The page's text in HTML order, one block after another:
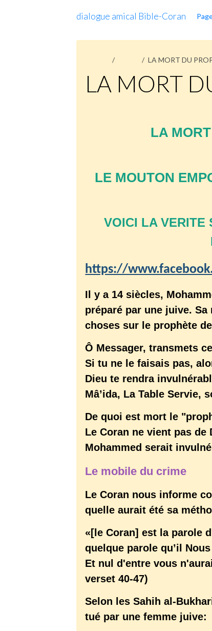
dialogue amical Bible-Coran
LA MORT DU
LA MORT
LA
LE MOUTON
VOICI LA VERITE
https://
Il y a 14 siècles,
préparé par une juive.
choses sur le prophète
Ô Messager, transmets
Si tu ne le faisais pas,
Dieu te rendra
Mâ’ida, La Table Servie,
De quoi est mort le
Le Coran ne vient pas
Mohammed serait
Le mobile du crime
Le Coran nous informe
quelle aurait été sa
«[le Coran] est la parole
quelque parole qu’il
Et nul d'entre vous
verset 40-47)
Selon les Sahih al-
tué par une femme juive: